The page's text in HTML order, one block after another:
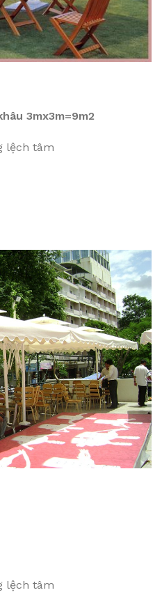
3mx3m=9m2
lệch tâm
lệch tâm